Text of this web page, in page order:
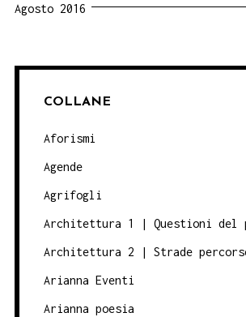
Agosto 2016
COLLANE
Aforismi
Agende
Agrifogli
Architettura 1 | Questioni del
Architettura 2 | Strade
Arianna Eventi
Arianna poesia